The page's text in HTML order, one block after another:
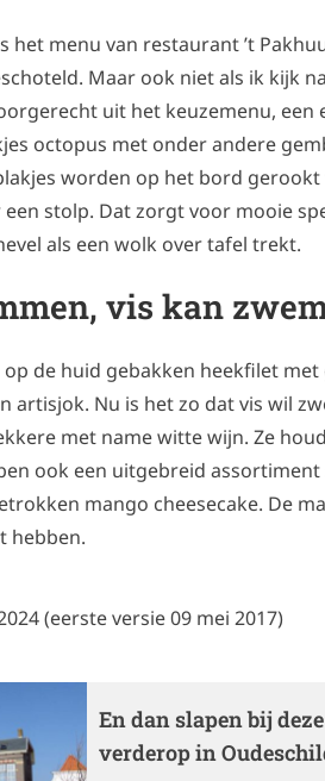
het menu van restaurant ’t
Maar ook niet als ik kijk
uit het keuzemenu, een
octopus met onder andere
worden op het bord
stolp. Dat zorgt voor mooie
als een wolk over tafel trekt.
vis kan
de huid gebakken heekfilet
artisjok. Nu is het zo dat vis wil
met name witte wijn. Ze
ook een uitgebreid
mango cheesecake. De
hebben.
(eerste versie 09 mei 2017)
En dan slapen bij
verderop in